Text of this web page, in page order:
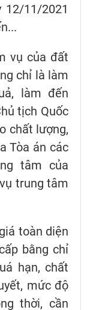
12/11/2021
vụ của đất
chỉ là làm
làm đến
tịch Quốc
chất lượng,
Tòa án các
tâm của
trung tâm
toàn diện
bằng chỉ
hạn, chất
mức độ
thời, cần